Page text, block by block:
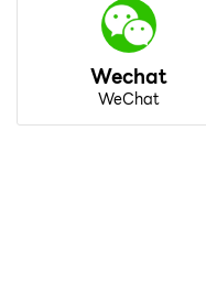
Wechat
WeChat